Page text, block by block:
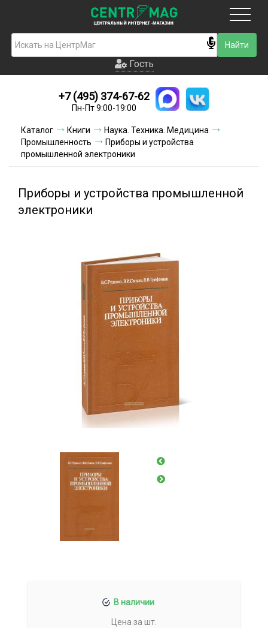
Гость
Новинки
Условия доставки
Условия оплаты
Гость
+7 (495) 374-67-62
Пн-Пт 9:00-19:00
Каталог Книги
Наука. Техника. Медицина
Промышленность
Приборы и устройства
промышленной электроники
Приборы и устройства промышленной
электроники
В наличии
Цена за шт.